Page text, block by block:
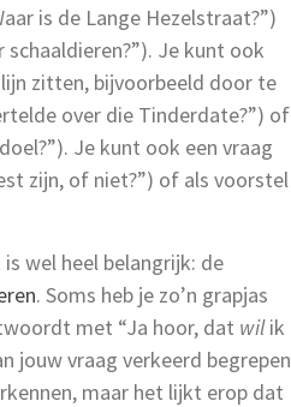
is de Lange Hezelstraat?”)
Je kunt ook
zitten, bijvoorbeeld door te
over die Tinderdate?”) of
Je kunt ook een vraag
zijn, of niet?”) of als voorstel
wel heel belangrijk: de
. Soms heb je zo’n grapjas
met “Ja hoor, dat wilik
jouw vraag verkeerd begrepen
maar het lijkt erop dat